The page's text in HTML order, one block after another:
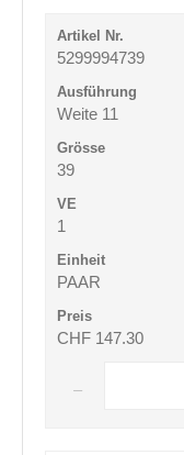
5299994739
Weite 11
39
1
PAAR
CHF 147.30